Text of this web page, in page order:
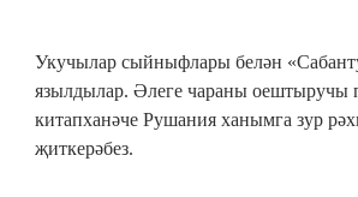
Укучылар сыйныфлары белән
язылдылар. Әлеге чараны оештыручы
китапханәче Рушания ханымга зур
җиткерәбез.